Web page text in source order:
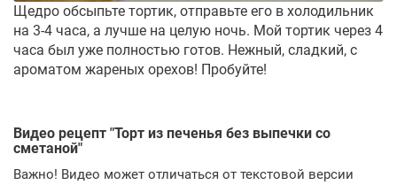
Щедро обсыпьте тортик, отправьте его в холодильник
на 3-4 часа, а лучше на целую ночь. Мой тортик через 4
часа был уже полностью готов. Нежный, сладкий, с
ароматом жареных орехов! Пробуйте!
Видео рецепт "Торт из печенья без выпечки со
сметаной"
Важно! Видео может отличаться от текстовой версии